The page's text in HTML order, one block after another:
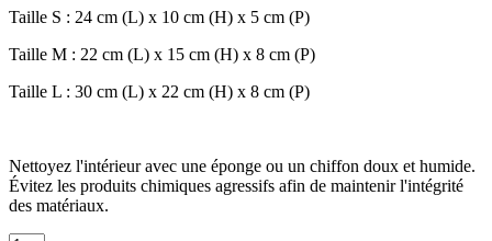
Taille S : 24 cm (L) x 10 cm (H) x 5 cm (P)
Taille M : 22 cm (L) x 15 cm (H) x 8 cm (P)
Taille L : 30 cm (L) x 22 cm (H) x 8 cm (P)
Nettoyez l'intérieur avec une éponge ou un chiffon doux et humide.
Évitez les produits chimiques agressifs afin de maintenir l'intégrité
des matériaux.